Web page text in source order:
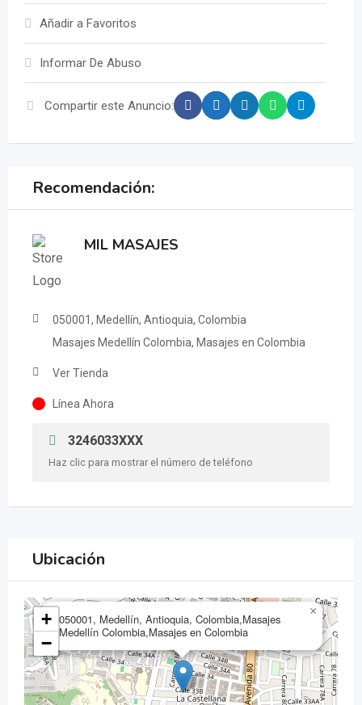
Añadir a Favoritos
Informar De Abuso
Compartir este Anuncio:
Recomendación:
MIL MASAJES
050001, Medellín, Antioquia, Colombia
Masajes Medellín Colombia, Masajes en Colombia
Ver Tienda
Línea Ahora
3246033XXX
Haz clic para mostrar el número de teléfono
Ubicación
050001, Medellín, Antioquia, Colombia,Masajes
Medellín Colombia,Masajes en Colombia
×
+
−